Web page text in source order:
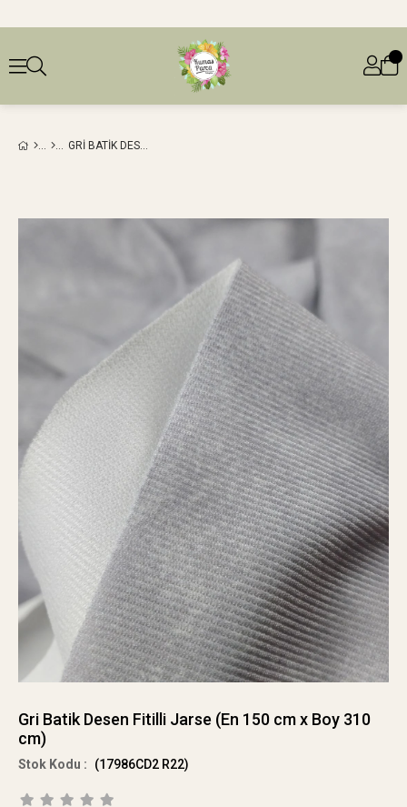
GRI BATIK DESEN FITILLI JARSE (EN 150 CM X BOY 310 CM)
Gri Batik Desen Fitilli Jarse (En 150 cm x Boy 310
cm)
(17986CD2 R22)